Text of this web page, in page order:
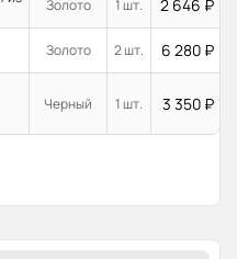
Золото 1 шт. 2 646 ₽
Золото 2 шт. 6 280 ₽
Черный 1 шт. 3 350 ₽